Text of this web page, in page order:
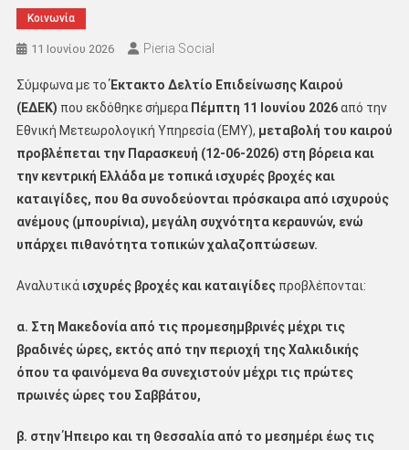
Κοινωνία
11 Ιουνίου 2026 Pieria Social
Σύμφωνα με τοΈκτακτο Δελτίο Επιδείνωσης Καιρού
(ΕΔΕΚ) που εκδόθηκε σήμερα Πέμπτη 11 Ιουνίου 2026από την
Εθνική Μετεωρολογική Υπηρεσία (ΕΜΥ), μεταβολή του καιρού
προβλέπεται την Παρασκευή (12-06-2026) στη βόρεια και
την κεντρική Ελλάδα με τοπικά ισχυρές βροχές και
καταιγίδες, που θα συνοδεύονται πρόσκαιρα από ισχυρούς
ανέμους (μπουρίνια), μεγάλη συχνότητα κεραυνών, ενώ
υπάρχει πιθανότητα τοπικών χαλαζοπτώσεων.
Αναλυτικά ισχυρές βροχές και καταιγίδες προβλέπονται:
α. Στη Μακεδονία από τις προμεσημβρινές μέχρι τις
βραδινές ώρες, εκτός από την περιοχή της Χαλκιδικής
όπου τα φαινόμενα θα συνεχιστούν μέχρι τις πρώτες
πρωινές ώρες του Σαββάτου,
β. στην Ήπειρο και τη Θεσσαλία από το μεσημέρι έως τις